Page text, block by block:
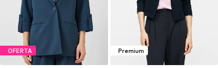
OFERTA Premium